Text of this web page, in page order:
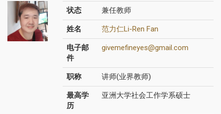
状态 兼任教师
姓名 范力仁Li-Ren Fan
电子邮
件
givemefineyes@gmail.com
职称 讲师(业界教师)
最高学
历
亚洲大学社会工作学系硕士